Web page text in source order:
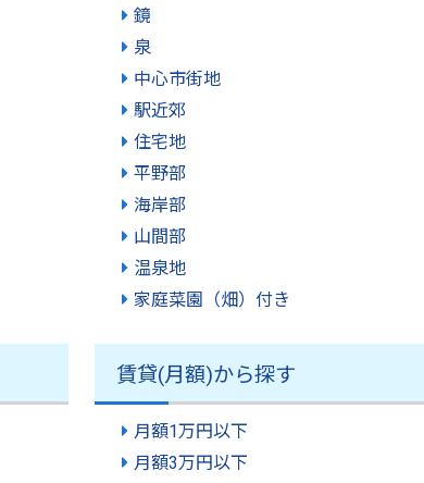
鏡
泉
中心市街地
駅近郊
住宅地
平野部
海岸部
山間部
温泉地
家庭菜園（畑）付き
賃貸(月額)から探す
月額1万円以下
月額3万円以下